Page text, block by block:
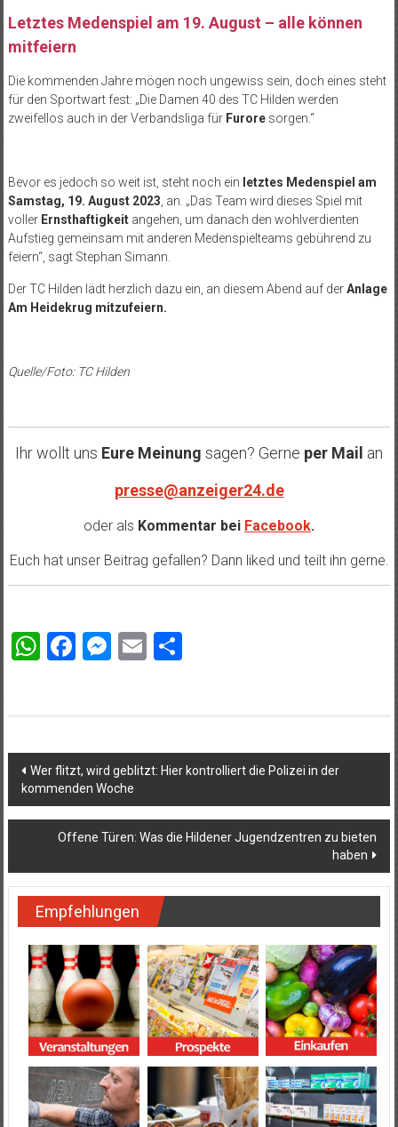
Letztes Medenspiel am 19. August – alle können
mitfeiern
Die kommenden Jahre mögen noch ungewiss sein, doch eines steht
für den Sportwart fest: „Die Damen 40 des TC Hilden werden
zweifellos auch in der Verbandsliga für Furoresorgen.“
Bevor es jedoch so weit ist, steht noch ein letztes Medenspiel am
Samstag, 19. August 2023 , an. „Das Team wird dieses Spiel mit
voller Ernsthaftigkeitangehen, um danach den wohlverdienten
Aufstieg gemeinsam mit anderen Medenspielteams gebührend zu
feiern“, sagt Stephan Simann.
Der TC Hilden lädt herzlich dazu ein, an diesem Abend auf derAnlage
Am Heidekrug mitzufeiern.
Quelle/Foto: TC Hilden
Ihr wollt uns Eure Meinung sagen? Gerne per Mail an
presse@anzeiger24.de
oder als Kommentar bei Facebook.
Euch hat unser Beitrag gefallen? Dann liked und teilt ihn gerne.
WhatsApp
Facebook
Messenger
EmailTeilen
Beitragsnavigation
Wer flitzt, wird geblitzt: Hier kontrolliert die Polizei in der
kommenden Woche
Offene Türen: Was die Hildener Jugendzentren zu bieten
haben
Empfehlungen